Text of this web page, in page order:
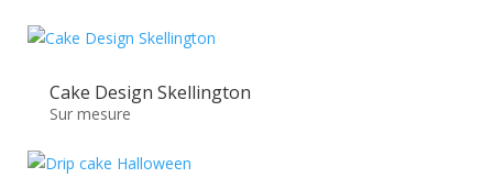
Cake Design Skellington
Sur mesure